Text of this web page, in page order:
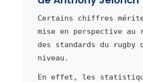
Certains chiffres
mise en perspective au
des standards du rugby
niveau.
En effet, les